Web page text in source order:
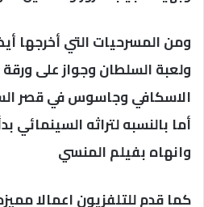
ومن المسرحيات التي أخرجها
ولعبة السلطان وجواز على
الاسكافي وجاسوس في قصر
أما بالنسبه لتراثه
وانهاه بفيلم المنسي
كما قدم للتلفزيون اعمالا